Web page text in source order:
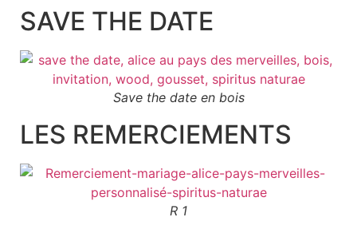
SAVE THE DATE
Save the date en bois
LES REMERCIEMENTS
R 1